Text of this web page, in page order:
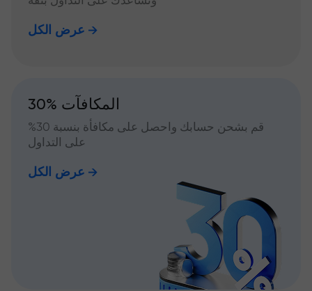
عرض الكل
30% المكافآت
قم بشحن حسابك واحصل على مكافأة بنسبة 30%
على التداول
عرض الكل